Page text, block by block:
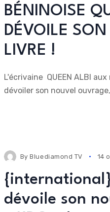
BÉNINOISE
DÉVOILE
LIVRE !
L'écrivaine QUEEN ALBI
dévoiler son nouvel
ByBluediamond TV 14
dévoile son